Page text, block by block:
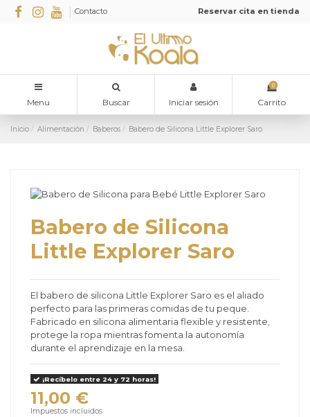
Contacto Reservar cita en tienda
Menu Buscar Iniciar sesión
0
Carrito
Inicio Alimentación Baberos Babero de Silicona Little Explorer Saro
Babero de Silicona
Little Explorer Saro
El babero de silicona Little Explorer Saro es el aliado
perfecto para las primeras comidas de tu peque.
Fabricado en silicona alimentaria flexible y resistente,
protege la ropa mientras fomenta la autonomía
durante el aprendizaje en la mesa.
¡Recíbelo entre 24 y 72 horas!
11,00 €
Impuestos incluidos